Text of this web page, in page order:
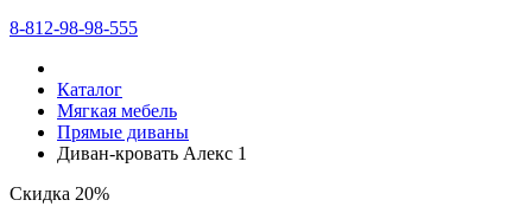
8-812-98-98-555
Каталог
Мягкая мебель
Прямые диваны
Диван-кровать Алекс 1
Скидка 20%